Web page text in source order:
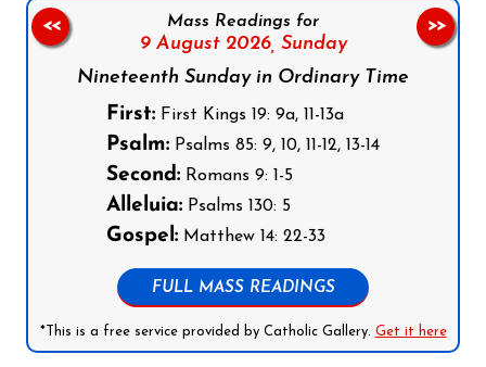
Mass Readings for
9 August 2026, Sunday
Nineteenth Sunday in Ordinary Time
First: First Kings 19: 9a, 11-13a
Psalm: Psalms 85: 9, 10, 11-12, 13-14
Second: Romans 9: 1-5
Alleluia: Psalms 130: 5
Gospel: Matthew 14: 22-33
FULL MASS READINGS
*This is a free service provided by Catholic Gallery. Get it here
<< >>